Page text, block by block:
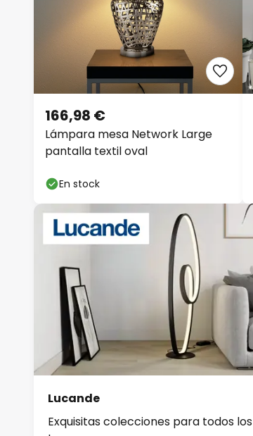
Lámpara mesa Network Large
pantalla textil oval
166,98 €
En stock
Lucande
Exquisitas colecciones para todos los